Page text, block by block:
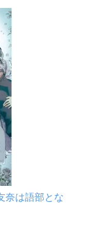
奈は語部とな